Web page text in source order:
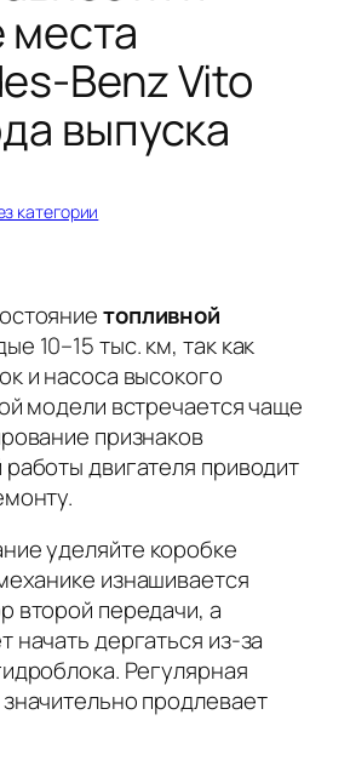
Benz Vito
выпуска
категории
топливной
10–15 тыс. км, так как
и насоса высокого
модели встречается чаще
признаков
двигателя приводит
уделяйте коробке
изнашивается
второй передачи, а
начать дергаться из-за
Регулярная
продлевает